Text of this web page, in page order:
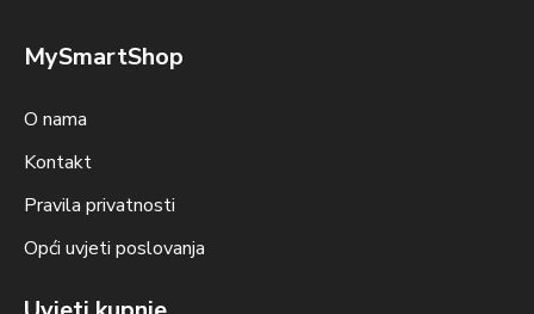
MySmartShop
O nama
Kontakt
Pravila privatnosti
Opći uvjeti poslovanja